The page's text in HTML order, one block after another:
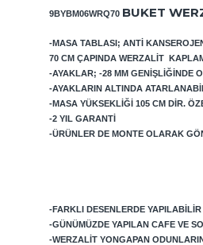
9BYBM06WRQ70 BUKET
-MASA TABLASI; ANTI
70 CM ÇAPINDA WERZALIT
-AYAKLAR; -28 MM GENIŞLIĞINDE
-AYAKLARIN ALTINDA
-MASA YÜKSEKLIĞI 105 CM DIR.
-2 YIL GARANTI
-ÜRÜNLER DE MONTE OLARAK
-FARKLI DESENLERDE
-GÜNÜMÜZDE YAPILAN CAFE VE
-WERZALIT YONGAPAN